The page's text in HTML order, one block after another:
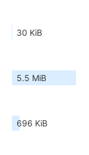
30 KiB
5.5 MiB
696 KiB